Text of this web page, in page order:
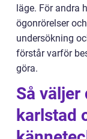
läge. För andra
ögonrörelser
undersökning
förstår varför
göra.
Så
karlstad